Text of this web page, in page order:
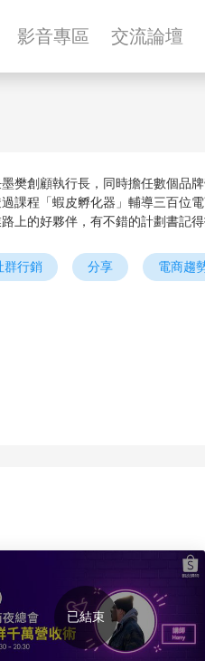
影音專區 交流論壇
樊創顧執行長，同時擔任數個品
課程「蝦皮孵化器」輔導三百位
上的好夥伴，有不錯的計劃書記
群行銷 分享 電商趨
已結束